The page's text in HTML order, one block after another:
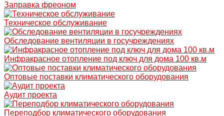
Заправка фреоном
Техническое обслуживание
Обследование вентиляции в госучреждениях
Инфракрасное отопление под ключ для дома 100 кв.м
Оптовые поставки климатического оборудования
Аудит проекта
Переподбор климатического оборудования